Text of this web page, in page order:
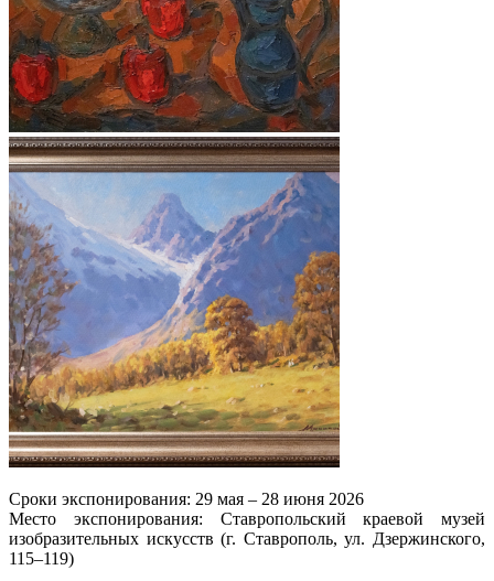
Сроки экспонирования: 29 мая – 28 июня 2026
Место экспонирования: Ставропольский краевой музей
изобразительных искусств (г. Ставрополь, ул. Дзержинского,
115–119)